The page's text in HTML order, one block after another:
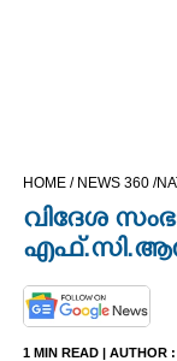
CINEMA
OPINION
PHOTOS
HOME / NEWS 360 /
വിദേശ
1 MIN READ | AUTHOR :